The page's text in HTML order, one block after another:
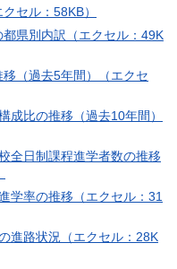
セル：58KB）
県別内訳（エクセル：49K
（過去5年間）（エクセ
成比の推移（過去10年間）
全日制課程進学者数の推移
学率の推移（エクセル：31
進路状況（エクセル：28K